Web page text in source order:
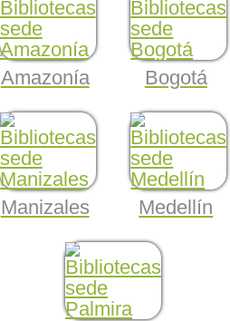
Amazonía Bogotá
Manizales Medellín